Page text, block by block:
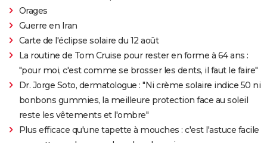
Orages
Guerre en Iran
Carte de l'éclipse solaire du 12 août
La routine de Tom Cruise pour rester en forme à 64 ans :
"pour moi, c'est comme se brosser les dents, il faut le faire"
Dr. Jorge Soto, dermatologue : "Ni crème solaire indice 50 ni
bonbons gummies, la meilleure protection face au soleil
reste les vêtements et l'ombre"
Plus efficace qu'une tapette à mouches : c'est l'astuce facile